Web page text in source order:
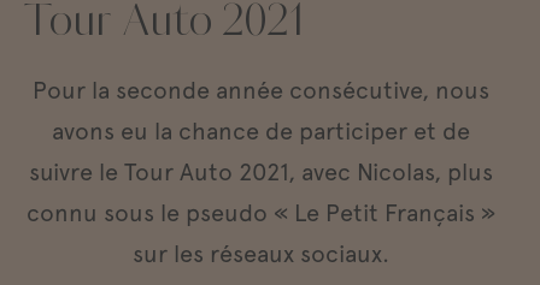
Tour Auto 2021
Pour la seconde année consécutive, nous
avons eu la chance de participer et de
suivre le Tour Auto 2021, avec Nicolas, plus
connu sous le pseudo « Le Petit Français »
sur les réseaux sociaux.